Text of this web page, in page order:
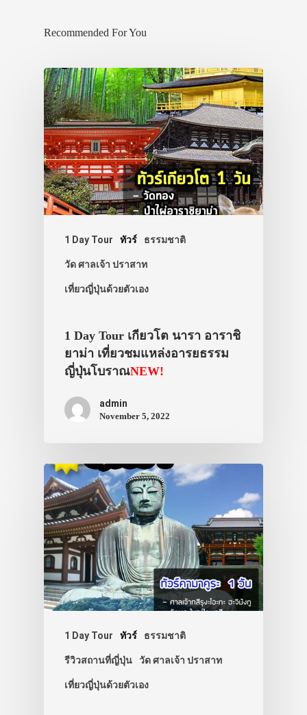
Recommended For You
1 Day Tour ทัวร์ ธรรมชาติ
วัด ศาลเจ้า ปราสาท
เที่ยวญี่ปุ่นด้วยตัวเอง
1 Day Tour เกียวโต นารา อาราชิ
ยาม่า เที่ยวชมแหล่งอารยธรรม
ญี่ปุ่นโบราณNEW!
admin
November 5, 2022
1 Day Tour ทัวร์ ธรรมชาติ
รีวิวสถานที่ญี่ปุ่น วัด ศาลเจ้า ปราสาท
เที่ยวญี่ปุ่นด้วยตัวเอง